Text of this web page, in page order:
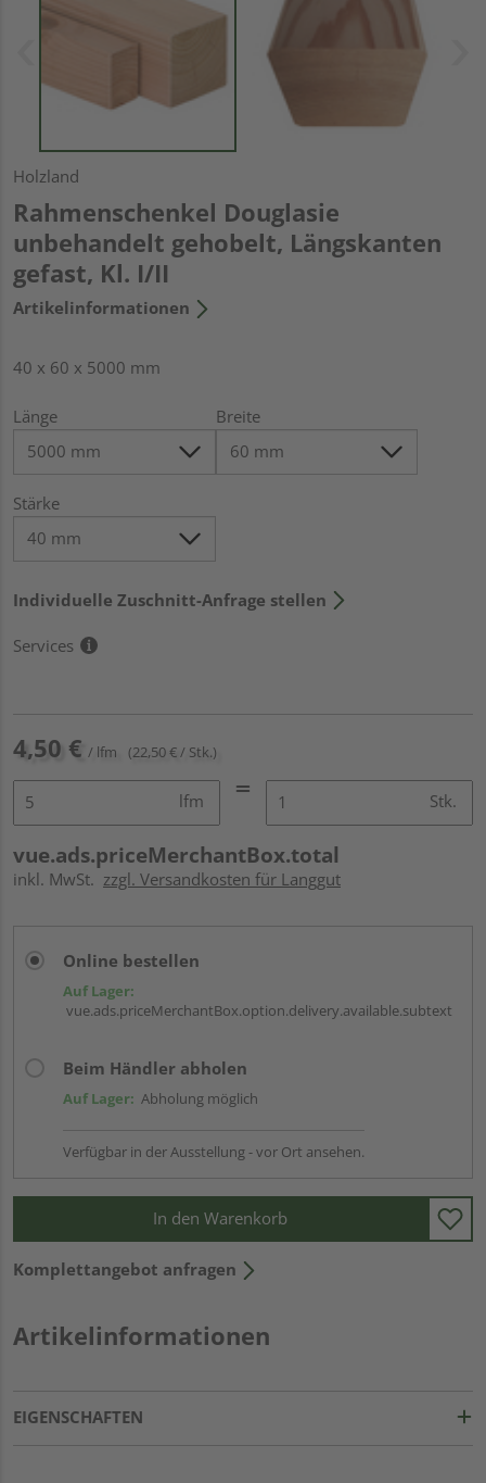
Holzland
Rahmenschenkel Douglasie
unbehandelt gehobelt, Längskanten
gefast, Kl. I/II
Artikelinformationen
40 x 60 x 5000 mm
Länge Breite
Stärke
Individuelle Zuschnitt-Anfrage stellen
Services
4,50 € / lfm (22,50 € / Stk.)
lfm Stk.
vue.ads.priceMerchantBox.total
inkl. MwSt. zzgl. Versandkosten für Langgut
Online bestellen
Auf Lager:
vue.ads.priceMerchantBox.option.delivery.available.subtext
Beim Händler abholen
Auf Lager: Abholung möglich
Verfügbar in der Ausstellung - vor Ort ansehen.
In den Warenkorb
Komplettangebot anfragen
Artikelinformationen
EIGENSCHAFTEN